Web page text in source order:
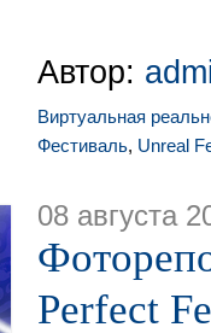
Автор:
Виртуальная
Фестиваль, Unreal
08 августа
Perfect